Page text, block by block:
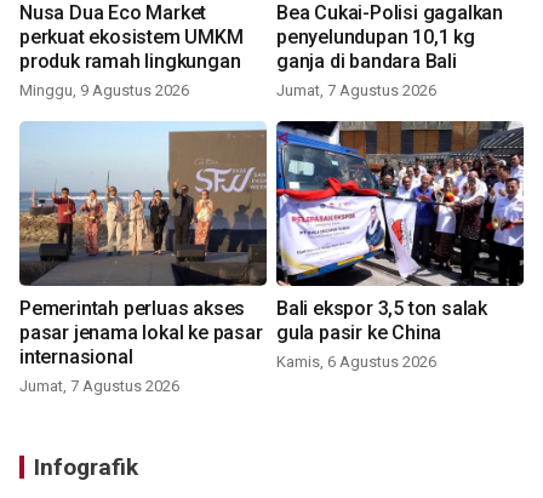
Nusa Dua Eco Market
perkuat ekosistem UMKM
produk ramah lingkungan
Minggu, 9 Agustus 2026
Bea Cukai-Polisi gagalkan
penyelundupan 10,1 kg
ganja di bandara Bali
Jumat, 7 Agustus 2026
Pemerintah perluas akses
pasar jenama lokal ke pasar
internasional
Jumat, 7 Agustus 2026
Bali ekspor 3,5 ton salak
gula pasir ke China
Kamis, 6 Agustus 2026
Infografik